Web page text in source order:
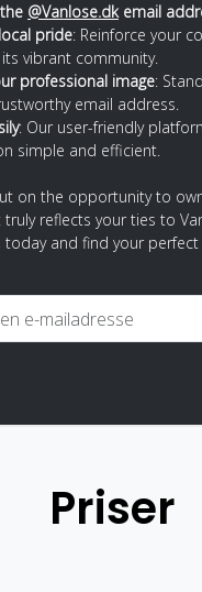
@Vanlose.dkemail
pride: Reinforce your
vibrant community.
professional image:
email address.
: Our user-friendly
simple and efficient.
on the opportunity to
reflects your ties to
and find your perfect
Priser